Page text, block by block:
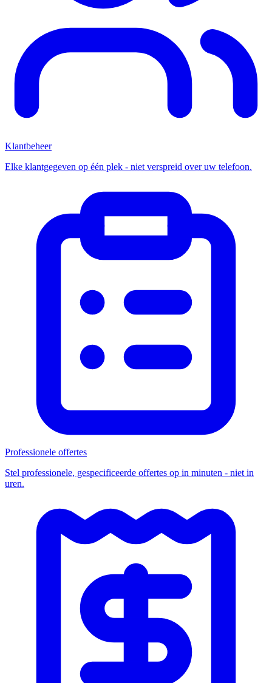
Klantbeheer
Elke klantgegeven op één plek - niet verspreid over uw telefoon.
Professionele offertes
Stel professionele, gespecificeerde offertes op in minuten - niet in
uren.